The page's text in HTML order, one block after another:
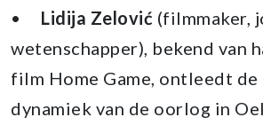
• Lidija Zelović (filmmaker,
wetenschapper), bekend van
film Home Game, ontleedt de
dynamiek van de oorlog in